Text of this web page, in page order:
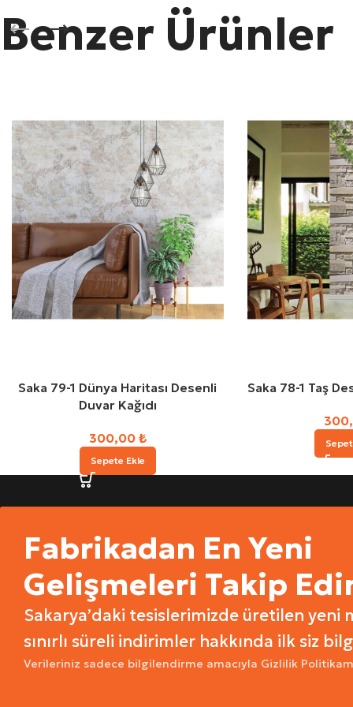
Benzer Ürünler
Saka 79-1 Dünya Haritası Desenli
Duvar Kağıdı
300,00 ₺
Sepete Ekle
Saka 78-1 Taş
Fabrikadan En Yeni
Gelişmeleri Takip
Sakarya’daki tesislerimizde üretilen yeni
sınırlı süreli indirimler hakkında ilk siz
Verileriniz sadece bilgilendirme amacıyla Gizlilik